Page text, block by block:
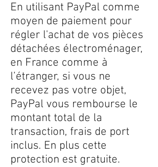
En utilisant PayPal comme
moyen de paiement pour
régler l'achat de vos pièces
détachées électroménager,
en France comme à
l’étranger, si vous ne
recevez pas votre objet,
PayPal vous rembourse le
montant total de la
transaction, frais de port
inclus. En plus cette
protection est gratuite.